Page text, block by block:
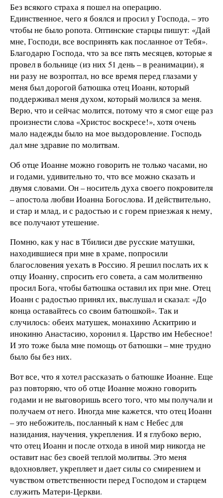
Без всякого страха я пошел на операцию.
Единственное, чего я боялся и просил у Господа, – это
чтобы не было ропота. Оптинские старцы пишут: «Дай
мне, Господи, все воспринять как посланное от Тебя».
Благодарю Господа, что за все пять месяцев, которые я
провел в больнице (из них 51 день – в реанимации), я
ни разу не возроптал, но все время перед глазами у
меня был дорогой батюшка отец Иоанн, который
поддерживал меня духом, который молился за меня.
Верю, что и сейчас молится, потому что я смог еще раз
произнести слова «Христос воскресе!», хотя очень
мало надежды было на мое выздоровление. Господь
дал мне здравие по молитвам.
Об отце Иоанне можно говорить не только часами, но
и годами, удивительно то, что все можно сказать и
двумя словами. Он – носитель духа своего покровителя
– апостола любви Иоанна Богослова. И действительно,
и стар и млад, и с радостью и с горем приезжая к нему,
все получают утешение.
Помню, как у нас в Тбилиси две русские матушки,
находившиеся при мне в храме, попросили
благословения уехать в Россию. Я решил послать их к
отцу Иоанну, спросить его совета, а сам молитвенно
просил Бога, чтобы батюшка оставил их при мне. Отец
Иоанн с радостью принял их, выслушал и сказал: «До
конца оставайтесь со своим батюшкой». Так и
случилось: обеих матушек, монахиню Аскитрию и
инокиню Анастасию, хоронил я. Царство им Небесное!
И это тоже была мне помощь от батюшки – мне трудно
было бы без них.
Вот все, что я хотел рассказать о батюшке Иоанне. Еще
раз повторяю, что об отце Иоанне можно говорить
годами и не выговоришь всего того, что мы получали и
получаем от него. Иногда мне кажется, что отец Иоанн
– это небожитель, посланный к нам с Небес для
назидания, научения, укрепления. И я глубоко верю,
что отец Иоанн и после отхода в иной мир никогда не
оставит нас без своей теплой молитвы. Это меня
вдохновляет, укрепляет и дает силы со смирением и
чувством ответственности перед Господом и старцем
служить Матери-Церкви.